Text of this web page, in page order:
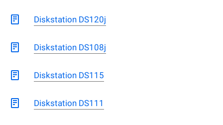
Diskstation DS120j
Diskstation DS108j
Diskstation DS115
Diskstation DS111